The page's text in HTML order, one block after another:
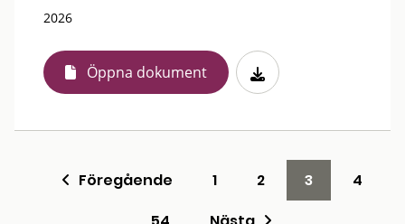
2026
Öppna dokument
Föregående 1 2 3
4